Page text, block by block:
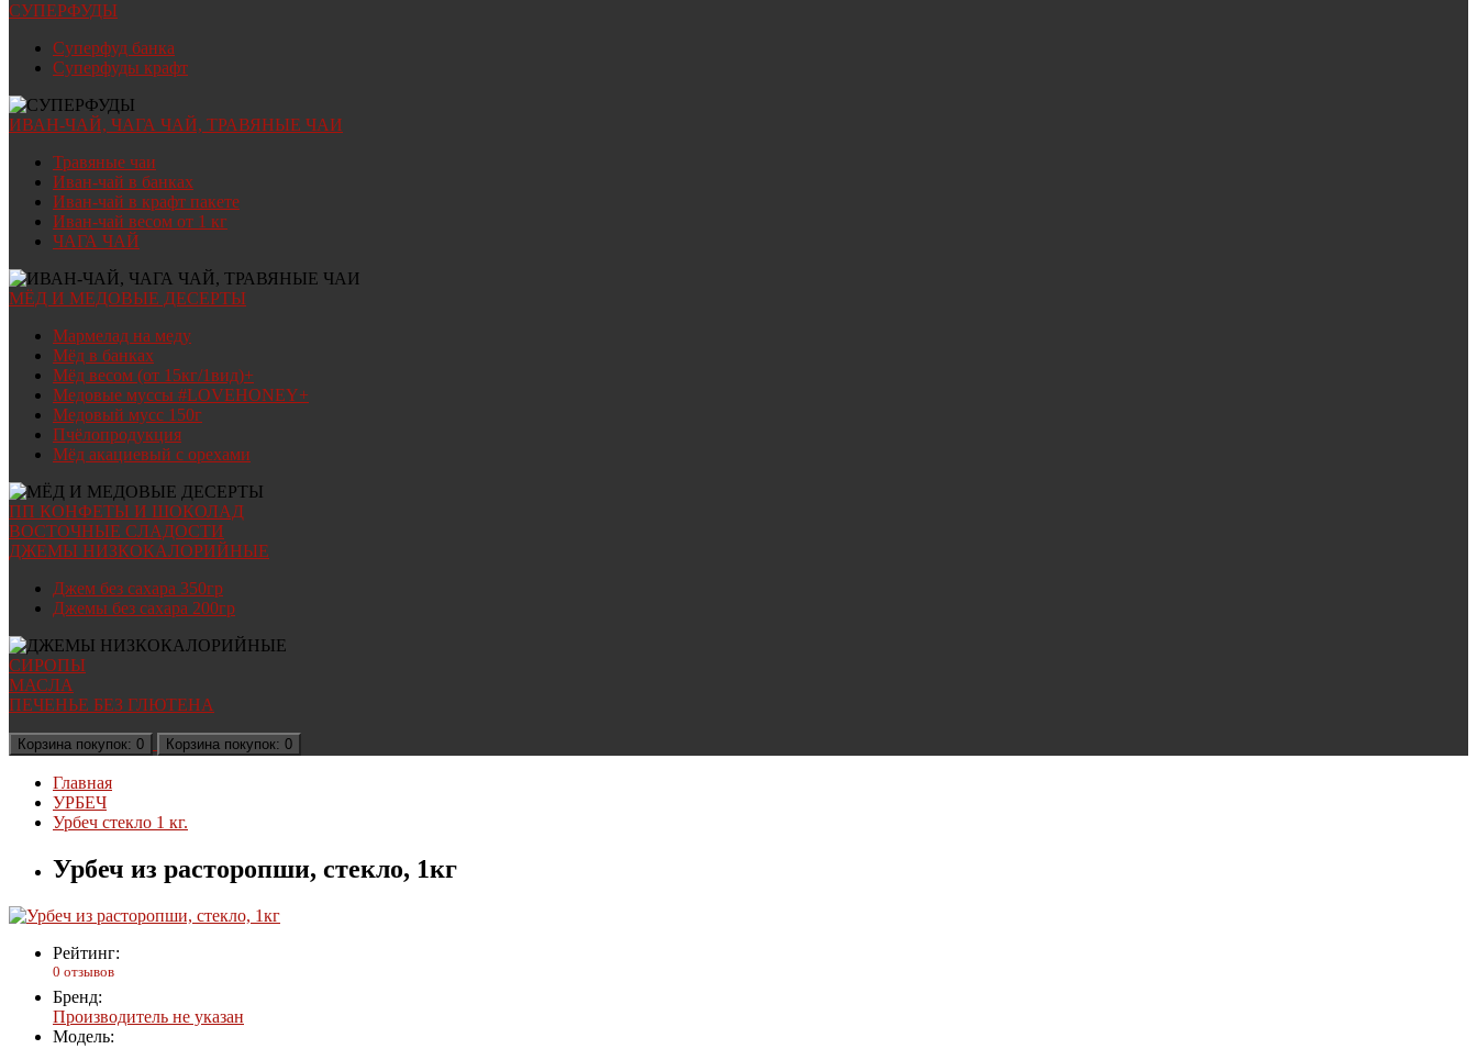
СУПЕРФУДЫ
Суперфуд банка
Суперфуды крафт
ИВАН-ЧАЙ, ЧАГА ЧАЙ, ТРАВЯНЫЕ ЧАИ
Травяные чаи
Иван-чай в банках
Иван-чай в крафт пакете
Иван-чай весом от 1 кг
ЧАГА ЧАЙ
МЁД И МЕДОВЫЕ ДЕСЕРТЫ
Мармелад на меду
Мёд в банках
Мёд весом (от 15кг/1вид)+
Медовые муссы #LOVEHONEY+
Медовый мусс 150г
Пчёлопродукция
Мёд акациевый с орехами
ПП КОНФЕТЫ И ШОКОЛАД
ВОСТОЧНЫЕ СЛАДОСТИ
ДЖЕМЫ НИЗКОКАЛОРИЙНЫЕ
Джем без сахара 350гр
Джемы без сахара 200гр
СИРОПЫ
МАСЛА
ПЕЧЕНЬЕ БЕЗ ГЛЮТЕНА
Корзина покупок: 0 Корзина покупок: 0
Главная
УРБЕЧ
Урбеч стекло 1 кг.
Урбеч из расторопши, стекло, 1кг
Рейтинг:
0 отзывов
Бренд:
Производитель не указан
Модель: